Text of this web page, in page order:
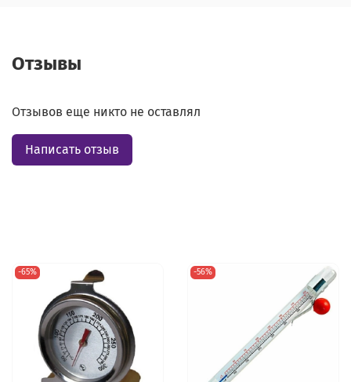
Отзывы
Отзывов еще никто не оставлял
Написать отзыв
-65% -56%